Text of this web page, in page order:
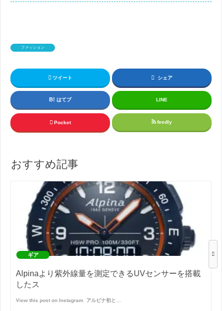
ファッション
ツイート シェア
はてブ LINE
Pocket feedly
おすすめ記事
ギア
Alpinaより紫外線量を測定できるUVセンサーを搭載
したス
View this post on Instagram ㅤㅤㅤㅤㅤ アルピナ初と…